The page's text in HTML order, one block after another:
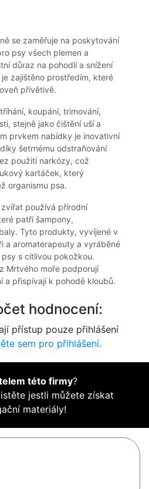
se zaměřuje na poskytování
psy všech plemen a
důraz na pohodlí a snížení
zajištěno prostředím, které
přívětivě.
koupání, trimování,
stejně jako čištění uší a
prvkem nabídky je inovativní
šetrnému odstraňování
použití narkózy, což
kartáček, který
organismu psa.
používá přírodní
patří šampony,
Tyto produkty, vyvíjené v
a aromaterapeuty a vyráběné
s citlivou pokožkou.
Mrtvého moře podporují
a přispívají k pohodě kloubů.
hodnocení:
přístup pouze přihlášení
sem pro přihlášení.
této firmy?
jestli můžete získat
materiály!